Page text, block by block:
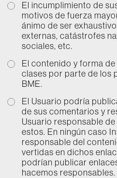
El incumplimiento de
motivos de fuerza
ánimo de ser
externas, catástrofes
sociales, etc.
El contenido y forma
clases por parte de los
BME.
El Usuario podría
de sus comentarios y
Usuario responsable
estos. En ningún caso
responsable del
vertidas en dichos
podrían publicar
hacemos responsables.